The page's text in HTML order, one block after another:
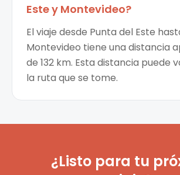
Estey Montevideo?
El viaje desde Punta del Este
Montevideo tiene una distancia
de 132 km. Esta distancia puede
la ruta que se tome.
¿Listo para tu